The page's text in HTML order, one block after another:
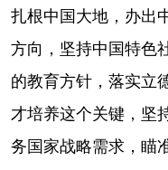
扎根中国大地，办出
方向，坚持中国特色
的教育方针，落实立
才培养这个关键，坚
务国家战略需求，瞄